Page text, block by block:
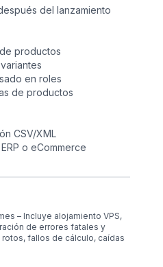
del lanzamiento
productos
en roles
de productos
CSV/XML
o eCommerce
– Incluye alojamiento VPS,
de errores fatales y
fallos de cálculo, caídas